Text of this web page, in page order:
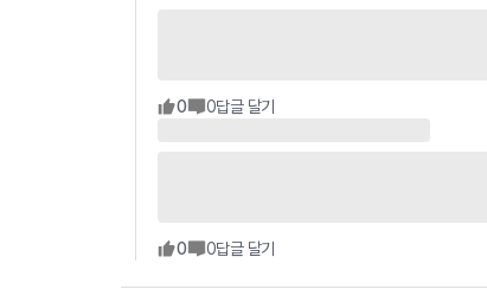
0 0답글 달기
0 0답글 달기